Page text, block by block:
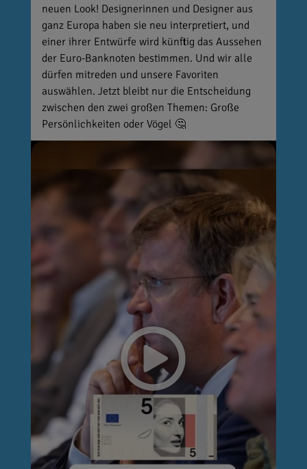
neuen Look! Designerinnen und Designer aus
ganz Europa haben sie neu interpretiert, und
einer ihrer Entwürfe wird künftig das Aussehen
der Euro-Banknoten bestimmen. Und wir alle
dürfen mitreden und unsere Favoriten
auswählen. Jetzt bleibt nur die Entscheidung
zwischen den zwei großen Themen: Große
Persönlichkeiten oder Vögel 🤔